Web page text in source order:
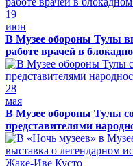
19
июн
В Музее обороны Тулы
работе врачей в
28
мая
В Музее обороны Тулы
представителями